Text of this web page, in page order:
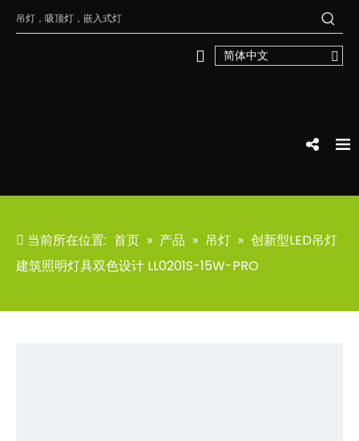
简体中文
当前所在位置: 首页 » 产品 » 吊灯 » 创新型LED吊灯
建筑照明灯具双色设计 LL0201S-15W-PRO